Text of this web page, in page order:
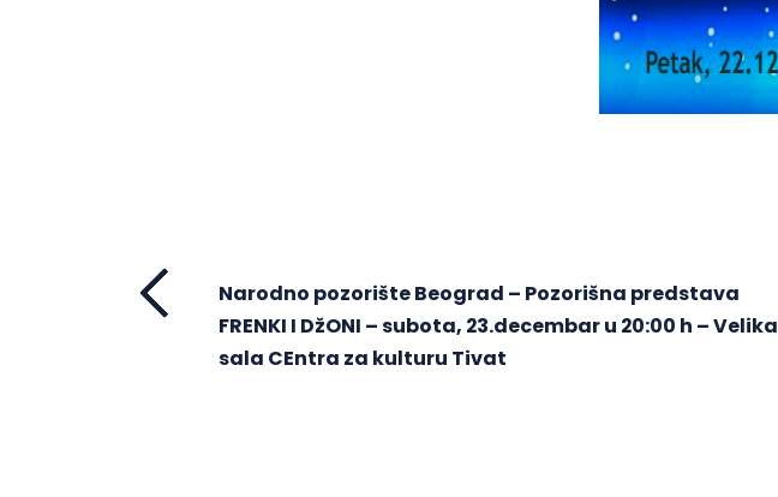
Narodno pozorište Beograd – Pozorišna predstava
FRENKI I DžONI – subota, 23.decembar u 20:00 h – Velika
sala CEntra za kulturu Tivat